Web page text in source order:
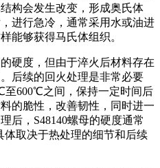
构会发生改变，形成奥氏体
进行急冷，通常采用水或油进
能够获得马氏体组织。
硬度，但由于淬火后材料存在
后续的回火处理是非常必要
至600℃之间，保持一定时间后
的脆性，改善韧性，同时进一
后，S48140螺母的硬度通常
体取决于热处理的细节和后续